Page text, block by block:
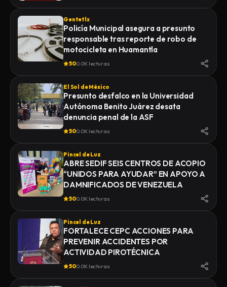
Gentetlx
Policía Municipal asegura a presunto
responsable tras reporte de robo de
motocicleta en Huamantla
500.0K lecturas
El Sol de México
Presunto desfalco en la Universidad
Autónoma Benito Juárez desata
denuncia penal de la ASF
500.0K lecturas
Pincel de Luz
ABRE SEDIF SEIS CENTROS DE ACOPIO
“UNIDOS PARA AYUDAR” EN APOYO A
DAMNIFICADOS DE VENEZUELA
500.0K lecturas
Pincel de Luz
FORTALECE CEPC ACCIONES PARA
PREVENIR ACCIDENTES POR
ACTIVIDAD PIROTÉCNICA
500.0K lecturas